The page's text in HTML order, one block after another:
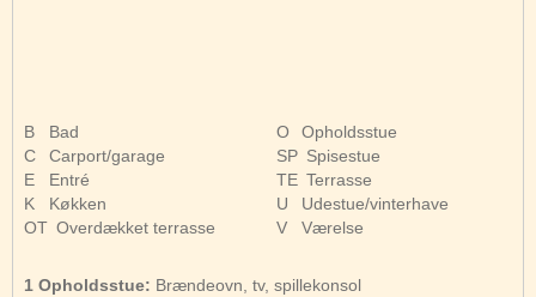
B
Bad
C
Carport/garage
E
Entré
K
Køkken
OT Overdækket terrasse
O
Opholdsstue
SP Spisestue
TE Terrasse
U
Udestue/vinterhave
V
Værelse
1 Opholdsstue: Brændeovn, tv, spillekonsol